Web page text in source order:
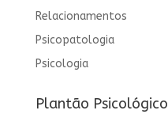
Relacionamentos
Psicopatologia
Psicologia
Plantão Psicológico